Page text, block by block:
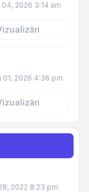
04, 2026 3:14 am
01, 2026 4:36 pm
2022 8:23 pm